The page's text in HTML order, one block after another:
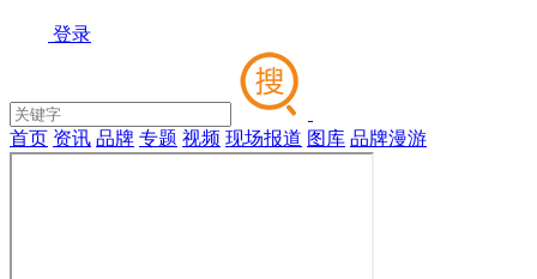
登录
首页 资讯 品牌 专题 视频 现场报道 图库 品牌漫游